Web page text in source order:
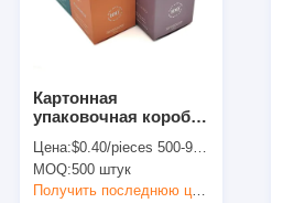
Экскурсия по заводу
Связаться с нами
Новости
Картонная
упаковочная коробка
Ароматическая
ароматическая свеча
Подарочная коробка
Цена:$0.40/pieces 500-999 pieces
MOQ:500 штук
Получить последнюю цену